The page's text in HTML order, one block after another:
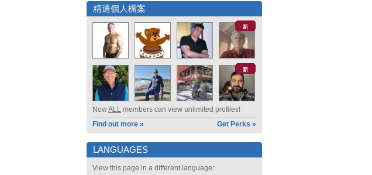
精選個人檔案
新
新
NowALL members can view unlimited profiles!
Find out more »
Get Perks »
LANGUAGES
View this page in a different language: